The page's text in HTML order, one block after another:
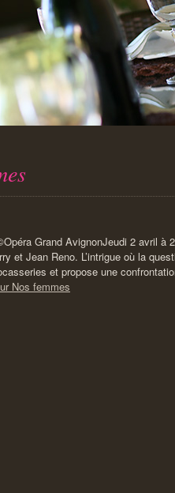
Jeudi 2 avril à
et Jean Reno. L’intrigue où la
et propose une
Nos femmes